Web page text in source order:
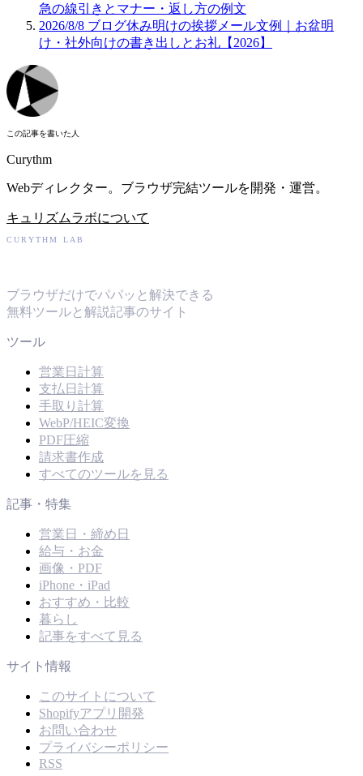
急の線引きとマナー・返し方の例文
2026/8/8 ブログ休み明けの挨拶メール文例｜お盆明
け・社外向けの書き出しとお礼【2026】
この記事を書いた人
Curythm
Webディレクター。ブラウザ完結ツールを開発・運営。
キュリズムラボについて
CURYTHM LAB
ブラウザだけでパパッと解決できる
無料ツールと解説記事のサイト
ツール
営業日計算
支払日計算
手取り計算
WebP/HEIC変換
PDF圧縮
請求書作成
すべてのツールを見る
記事・特集
営業日・締め日
給与・お金
画像・PDF
iPhone・iPad
おすすめ・比較
暮らし
記事をすべて見る
サイト情報
このサイトについて
Shopifyアプリ開発
お問い合わせ
プライバシーポリシー
RSS